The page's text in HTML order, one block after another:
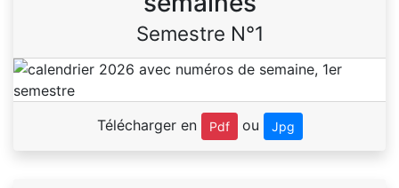
Semestre N°1
Télécharger en Pdf ou Jpg